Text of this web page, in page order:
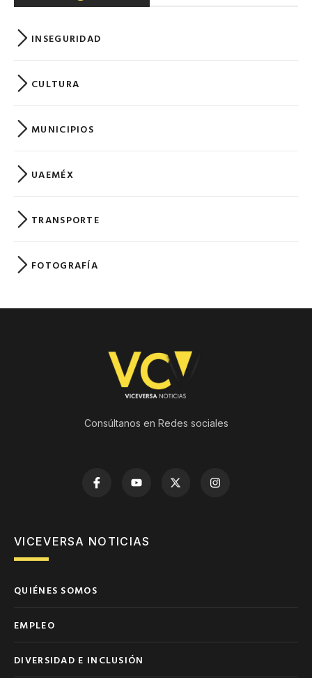
INSEGURIDAD
CULTURA
MUNICIPIOS
UAEMÉX
TRANSPORTE
FOTOGRAFÍA
Consúltanos en Redes sociales
VICEVERSA NOTICIAS
QUIÉNES SOMOS
EMPLEO
DIVERSIDAD E INCLUSIÓN